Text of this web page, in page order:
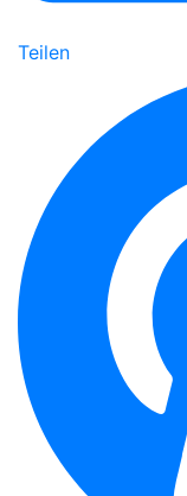
Teilen